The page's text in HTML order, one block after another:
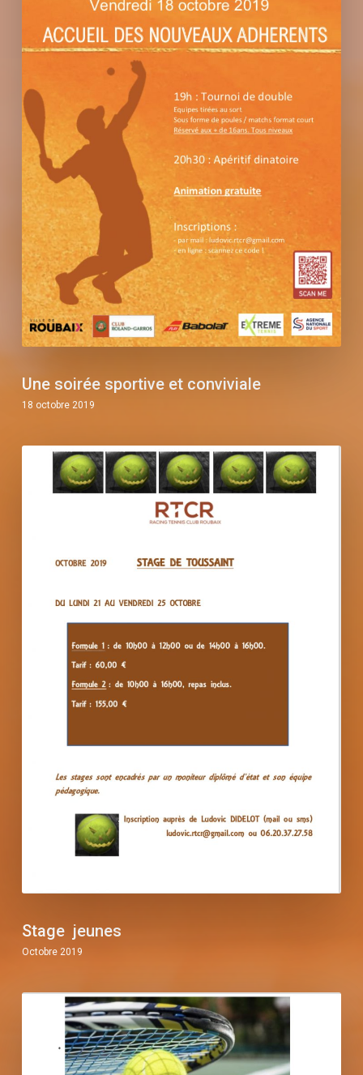
Une soirée sportive et conviviale
18 octobre 2019
Stage jeunes
Octobre 2019